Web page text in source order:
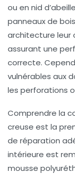
ou en nid
panneaux de
architecture leur
assurant une
correcte.
vulnérables aux
les perforations
Comprendre la
creuse est la
de réparation
intérieure est
mousse